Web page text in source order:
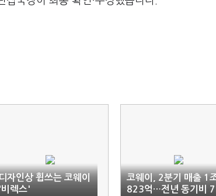
자인상 휩쓰는 코웨이
'비렉스'
코웨이, 2분기 매출 1
823억…전년 동기비